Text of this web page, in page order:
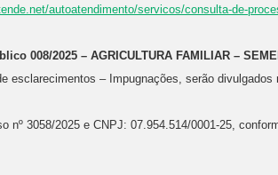
autoatendimento/servicos/consulta-de-
008/2025 – AGRICULTURA FAMILIAR –
esclarecimentos – Impugnações, serão divulgados
nº 3058/2025 e CNPJ: 07.954.514/0001-25,